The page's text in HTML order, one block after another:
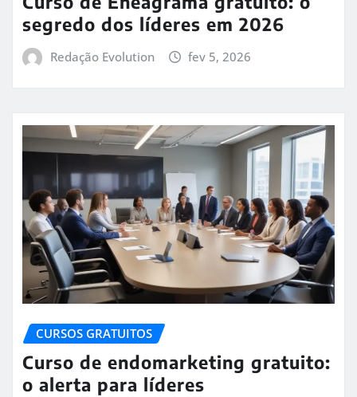
segredo dos líderes em 2026
Redação Evolution fev 5, 2026
CURSOS GRATUITOS
Curso de endomarketing gratuito:
o alerta para líderes